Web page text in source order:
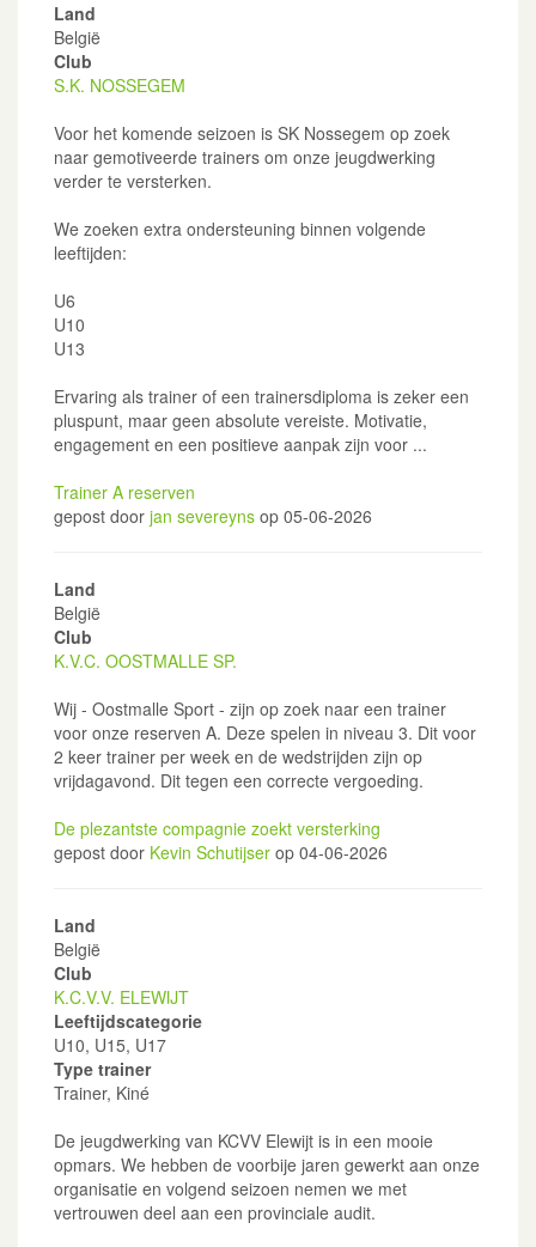
Land
België
Club
S.K. NOSSEGEM
Voor het komende seizoen is SK Nossegem op zoek
naar gemotiveerde trainers om onze jeugdwerking
verder te versterken.
We zoeken extra ondersteuning binnen volgende
leeftijden:
U6
U10
U13
Ervaring als trainer of een trainersdiploma is zeker een
pluspunt, maar geen absolute vereiste. Motivatie,
engagement en een positieve aanpak zijn voor ...
Trainer A reserven
gepost door jan severeyns op 05-06-2026
Land
België
Club
K.V.C. OOSTMALLE SP.
Wij - Oostmalle Sport - zijn op zoek naar een trainer
voor onze reserven A. Deze spelen in niveau 3. Dit voor
2 keer trainer per week en de wedstrijden zijn op
vrijdagavond. Dit tegen een correcte vergoeding.
De plezantste compagnie zoekt versterking
gepost door Kevin Schutijser op 04-06-2026
Land
België
Club
K.C.V.V. ELEWIJT
Leeftijdscategorie
U10, U15, U17
Type trainer
Trainer, Kiné
De jeugdwerking van KCVV Elewijt is in een mooie
opmars. We hebben de voorbije jaren gewerkt aan onze
organisatie en volgend seizoen nemen we met
vertrouwen deel aan een provinciale audit.